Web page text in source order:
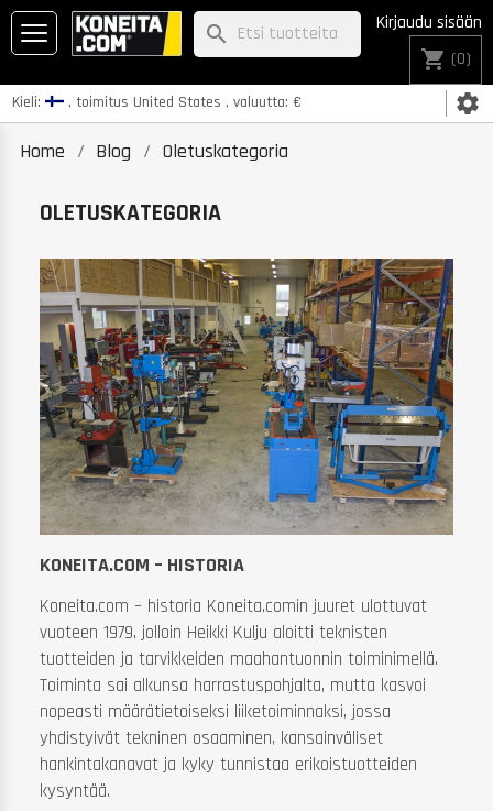
Kieli: , toimitus United States , valuutta: € settings
Kirjaudu sisään
shopping_cart (0)
search
Home Blog Oletuskategoria
OLETUSKATEGORIA
KONEITA.COM – HISTORIA
Koneita.com – historia Koneita.comin juuret ulottuvat
vuoteen 1979, jolloin Heikki Kulju aloitti teknisten
tuotteiden ja tarvikkeiden maahantuonnin toiminimellä.
Toiminta sai alkunsa harrastuspohjalta, mutta kasvoi
nopeasti määrätietoiseksi liiketoiminnaksi, jossa
yhdistyivät tekninen osaaminen, kansainväliset
hankintakanavat ja kyky tunnistaa erikoistuotteiden
kysyntää.